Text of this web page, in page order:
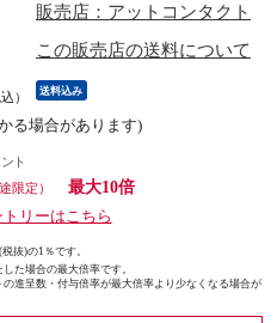
販売店：アットコンタクト
この販売店の送料について
） 送料込み
る場合があります)
限定）
最大10倍
リーはこちら
抜)の1％です。
た場合の最大倍率です。
進呈数・付与倍率が最大倍率より少なくなる場合が